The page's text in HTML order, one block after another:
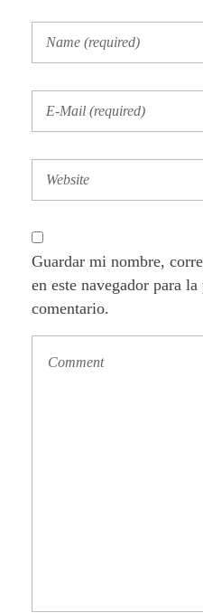
Guardar mi nombre,
en este navegador para
comentario.